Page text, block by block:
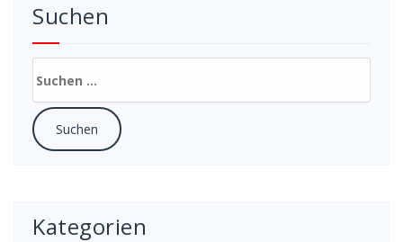
Suchen
nach:
Kategorien